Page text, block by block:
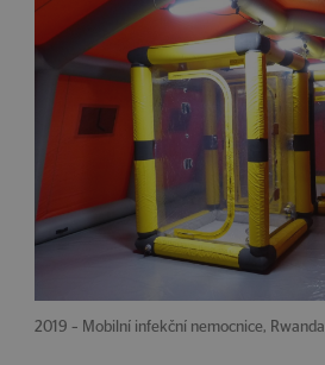
2019 – Mobilní infekční nemocnice, Rwanda